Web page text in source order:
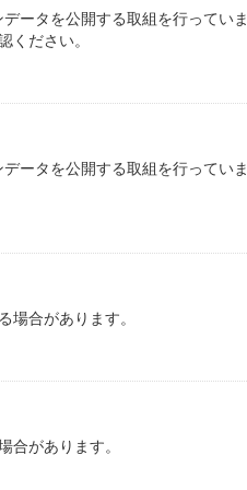
ータを公開する取組を行っていま
ださい。
ータを公開する取組を行っていま
合があります。
があります。